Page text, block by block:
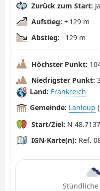
Zurück zum Start: Ja
Aufstieg: + 129 m
Abstieg: - 129 m
Höchster Punkt:
Niedrigster Punkt:
Land: Frankreich
Gemeinde: Lanloup
Start/Ziel: N
IGN-Karte(n): Ref.